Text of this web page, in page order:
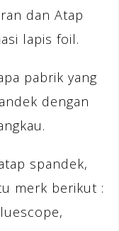
dan Atap
lapis foil.
pabrik yang
dengan
spandek,
merk berikut :